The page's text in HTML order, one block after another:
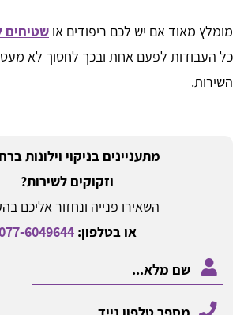
מומלץ מאוד אם יש לכם ריפודים או שטיחים
כל העבודות לפעם אחת ובכך לחסוך לא
השירות.
מתעניינים בניקוי וילונות
וזקוקים לשירות?
השאירו פנייה ונחזור אליכם
או בטלפון:6049644